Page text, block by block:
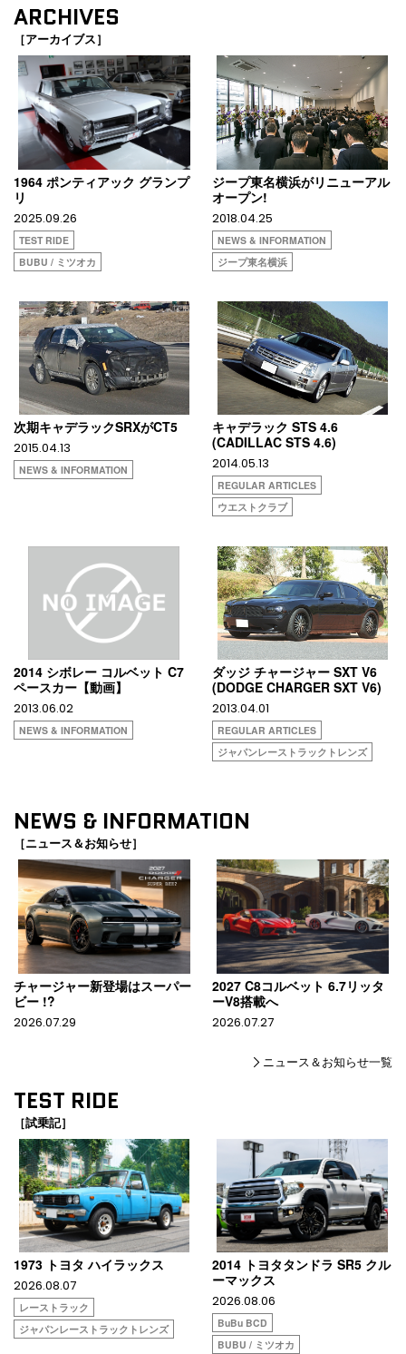
ARCHIVES
［アーカイブス］
1964 ポンティアック グランプ
リ
2025.09.26
TEST RIDE
BUBU / ミツオカ
ジープ東名横浜がリニューアル
オープン!
2018.04.25
NEWS & INFORMATION
ジープ東名横浜
次期キャデラックSRXがCT5
2015.04.13
NEWS & INFORMATION
キャデラック STS 4.6
(CADILLAC STS 4.6)
2014.05.13
REGULAR ARTICLES
ウエストクラブ
2014 シボレー コルベット C7
ペースカー【動画】
2013.06.02
NEWS & INFORMATION
ダッジ チャージャー SXT V6
(DODGE CHARGER SXT V6)
2013.04.01
REGULAR ARTICLES
ジャパンレーストラックトレンズ
NEWS & INFORMATION
［ニュース＆お知らせ］
チャージャー新登場はスーパー
ビー !?
2026.07.29
2027 C8コルベット 6.7リッタ
ーV8搭載へ
2026.07.27
ニュース＆お知らせ一覧
TEST RIDE
［試乗記］
1973 トヨタ ハイラックス
2026.08.07
レーストラック
ジャパンレーストラックトレンズ
2014 トヨタタンドラ SR5 クル
ーマックス
2026.08.06
BuBu BCD
BUBU / ミツオカ